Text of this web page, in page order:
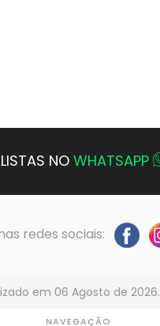
NO WHATSAPP
redes sociais:
em 06 Agosto de 2026.
NAVEGAÇÃO